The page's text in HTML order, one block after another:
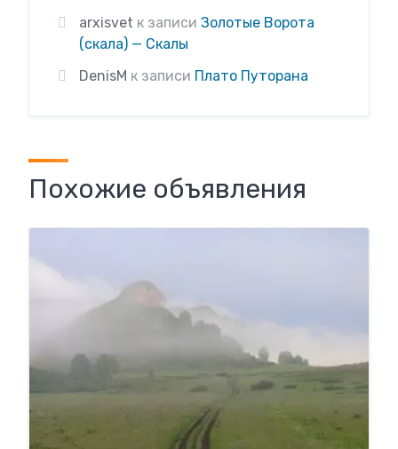
arxisvet к записи Золотые Ворота
(скала) — Скалы
DenisM к записи Плато Путорана
Похожие объявления